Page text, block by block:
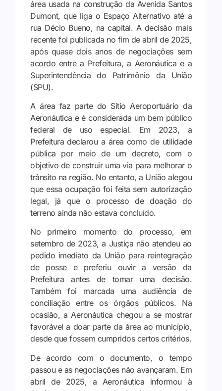
área usada na construção da Avenida Santos
Dumont, que liga o Espaço Alternativo até a
rua Décio Bueno, na capital. A decisão mais
recente foi publicada no fim de abril de 2025,
após quase dois anos de negociações sem
acordo entre a Prefeitura, a Aeronáutica e a
Superintendência do Patrimônio da União
(SPU).
A área faz parte do Sítio Aeroportuário da
Aeronáutica e é considerada um bem público
federal de uso especial. Em 2023, a
Prefeitura declarou a área como de utilidade
pública por meio de um decreto, com o
objetivo de construir uma via para melhorar o
trânsito na região. No entanto, a União alegou
que essa ocupação foi feita sem autorização
legal, já que o processo de doação do
terreno ainda não estava concluído.
No primeiro momento do processo, em
setembro de 2023, a Justiça não atendeu ao
pedido imediato da União para reintegração
de posse e preferiu ouvir a versão da
Prefeitura antes de tomar uma decisão.
Também foi marcada uma audiência de
conciliação entre os órgãos públicos. Na
ocasião, a Aeronáutica chegou a se mostrar
favorável a doar parte da área ao município,
desde que fossem cumpridos certos critérios.
De acordo com o documento, o tempo
passou e as negociações não avançaram. Em
abril de 2025, a Aeronáutica informou à